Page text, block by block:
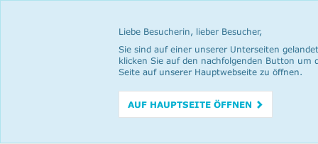
Liebe Besucherin, lieber Besucher,
Sie sind auf einer unserer Unterseiten
klicken Sie auf den nachfolgenden Button um
Seite auf unserer Hauptwebseite zu öffnen.
AUF HAUPTSEITE ÖFFNEN